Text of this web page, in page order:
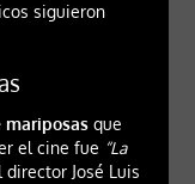
siguieron
mariposasque
el cine fue “La
José Luis